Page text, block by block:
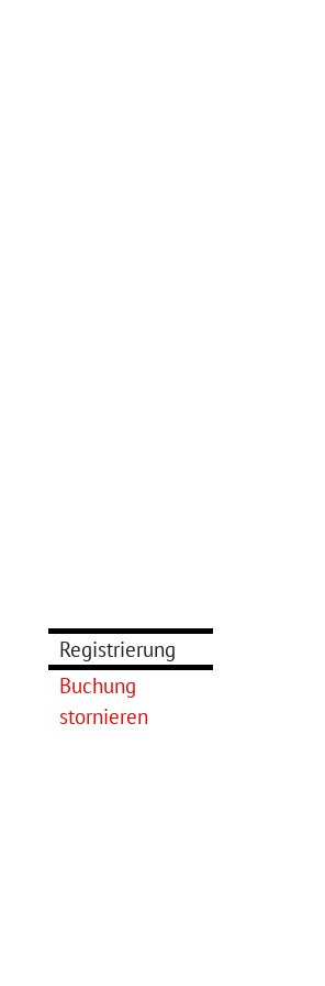
Registrierung
Buchung
stornieren